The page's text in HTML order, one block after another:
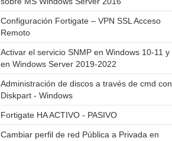
Configuración Fortigate – VPN SSL Acceso
Remoto
Activar el servicio SNMP en Windows 10-11 y
en Windows Server 2019-2022
Administración de discos a través de cmd con
Diskpart - Windows
Fortigate HA ACTIVO - PASIVO
Cambiar perfil de red Pública a Privada en